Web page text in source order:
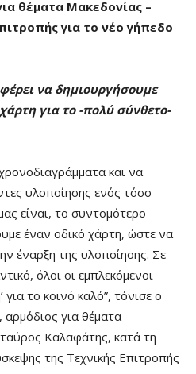
θέματα Μακεδονίας –
για το νέο γήπεδο
να δημιουργήσουμε
για το -πολύ σύνθετο-
και να
υλοποίησης ενός τόσο
είναι, το συντομότερο
έναν οδικό χάρτη, ώστε να
έναρξη της υλοποίησης. Σε
όλοι οι εμπλεκόμενοι
το κοινό καλό”, τόνισε ο
για θέματα
Καλαφάτης, κατά τη
της Τεχνικής Επιτροπής